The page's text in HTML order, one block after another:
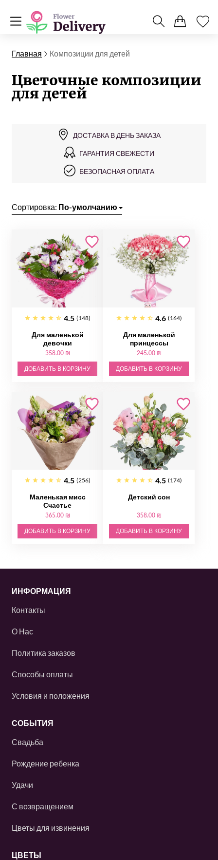
Главная Композиции для детей
Цветочные композиции
для детей
ДОСТАВКА В ДЕНЬ ЗАКАЗА
ГАРАНТИЯ СВЕЖЕСТИ
БЕЗОПАСНАЯ ОПЛАТА
Сортировка: По-умолчанию
4.5 (148)
Для маленькой
девочки
358.00 ₪
ДОБАВИТЬ В КОРЗИНУ
4.6 (164)
Для маленькой
принцессы
245.00 ₪
ДОБАВИТЬ В КОРЗИНУ
4.5 (256)
Маленькая мисс
Счастье
365.00 ₪
ДОБАВИТЬ В КОРЗИНУ
4.5 (174)
Детский сон
358.00 ₪
ДОБАВИТЬ В КОРЗИНУ
ИНФОРМАЦИЯ
Контакты
О Нас
Политика заказов
Способы оплаты
Условия и положения
СОБЫТИЯ
Свадьба
Рождение ребенка
Удачи
С возвращением
Цветы для извинения
ЦВЕТЫ